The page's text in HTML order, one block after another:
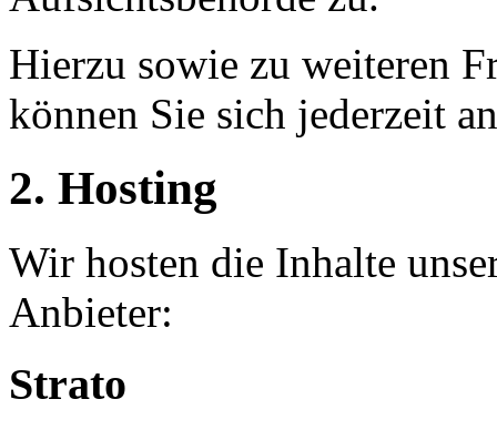
Hierzu sowie zu weiteren
können Sie sich jederzeit
2. Hosting
Wir hosten die Inhalte
Anbieter:
Strato